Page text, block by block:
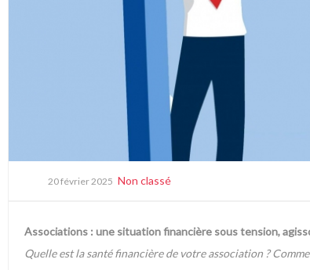
20 février 2025 Non classé
Associations : une situation financière sous tension,
Quelle est la santé financière de votre association ?